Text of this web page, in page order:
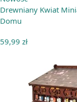
Drewniany Kwiat
Domu
59,99 zł